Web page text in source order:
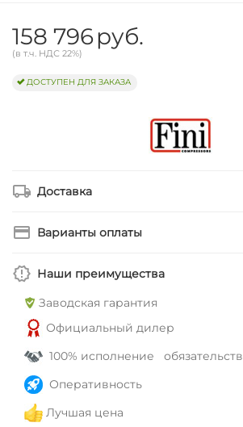
158 796руб.
(в т.ч. НДС 22%)
ДОСТУПЕН ДЛЯ ЗАКАЗА
Доставка
Варианты оплаты
Наши преимущества
Заводская гарантия
Официальный дилер
100% исполнение обязательств
Оперативность
Лучшая цена